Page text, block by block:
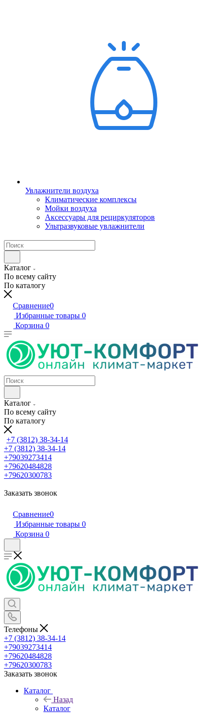
Увлажнители воздуха
Климатические комплексы
Мойки воздуха
Аксессуары для рециркуляторов
Ультразвуковые увлажнители
Каталог
По всему сайту
По каталогу
Сравнение0
Избранные товары 0
Корзина 0
Каталог
По всему сайту
По каталогу
+7 (3812) 38-34-14
+7 (3812) 38-34-14
+79039273414
+79620484828
+79620300783
Заказать звонок
Сравнение0
Избранные товары 0
Корзина 0
Телефоны
+7 (3812) 38-34-14
+79039273414
+79620484828
+79620300783
Заказать звонок
Каталог
Назад
Каталог